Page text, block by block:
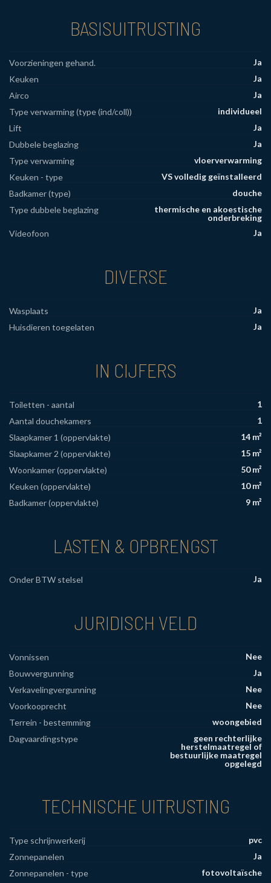
BASISUITRUSTING
Voorzieningen gehand.
Ja
Keuken
Ja
Airco
Ja
Type verwarming (type (ind/coll))
individueel
Lift
Ja
Dubbele beglazing
Ja
Type verwarming
vloerverwarming
Keuken - type
VS volledig geïnstalleerd
Badkamer (type)
douche
Type dubbele beglazing
thermische en akoestische
onderbreking
Videofoon
Ja
DIVERSE
Wasplaats
Ja
Huisdieren toegelaten
Ja
IN CIJFERS
Toiletten - aantal
1
Aantal douchekamers
1
Slaapkamer 1 (oppervlakte)
14 m²
Slaapkamer 2 (oppervlakte)
15 m²
Woonkamer (oppervlakte)
50 m²
Keuken (oppervlakte)
10 m²
Badkamer (oppervlakte)
9 m²
LASTEN & OPBRENGST
Onder BTW stelsel Ja
JURIDISCH VELD
Vonnissen
Nee
Bouwvergunning
Ja
Verkavelingvergunning
Nee
Voorkooprecht
Nee
Terrein - bestemming
woongebied
Dagvaardingstype
geen rechterlijke
herstelmaatregel of
bestuurlijke maatregel
opgelegd
TECHNISCHE UITRUSTING
Type schrijnwerkerij
pvc
Zonnepanelen
Ja
Zonnepanelen - type
fotovoltaïsche